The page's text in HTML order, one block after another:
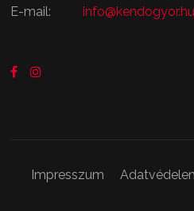
E-mail:info@kendogyor.hu
Impresszum